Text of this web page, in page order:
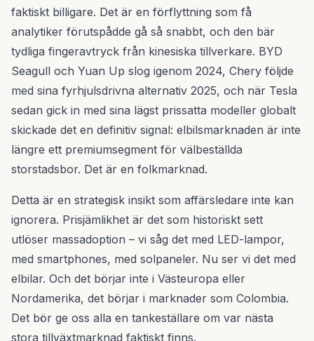
faktiskt billigare. Det är en förflyttning som få
analytiker förutspådde gå så snabbt, och den bär
tydliga fingeravtryck från kinesiska tillverkare. BYD
Seagull och Yuan Up slog igenom 2024, Chery följde
med sina fyrhjulsdrivna alternativ 2025, och när Tesla
sedan gick in med sina lägst prissatta modeller globalt
skickade det en definitiv signal: elbilsmarknaden är inte
längre ett premiumsegment för välbeställda
storstadsbor. Det är en folkmarknad.
Detta är en strategisk insikt som affärsledare inte kan
ignorera. Prisjämlikhet är det som historiskt sett
utlöser massadoption – vi såg det med LED-lampor,
med smartphones, med solpaneler. Nu ser vi det med
elbilar. Och det börjar inte i Västeuropa eller
Nordamerika, det börjar i marknader som Colombia.
Det bör ge oss alla en tankeställare om var nästa
stora tillväxtmarknad faktiskt finns.